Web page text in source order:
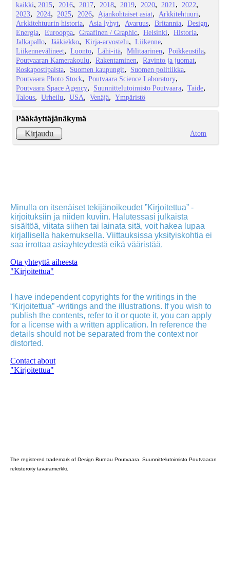
kaikki 2015 2016 2017 2018 2019 2020 2021
2022
2023
2024 2025 2026 Ajankohtaiset asiat
Arkkitehtuuri
Arkkitehtuurin historia
Asia lyhyt Avaruus Britannia
Design
Energia
Eurooppa Graafinen / Graphic Helsinki
Historia
Jalkapallo
Jääkiekko Kirja-arvostelu
Liikenne
Liikennevälineet
Luonto Lähi-itä Militaarinen
Poikkeustila
Poutvaaran Kamerakoulu
Rakentaminen
Ravinto ja juomat
Roskapostipalsta
Suomen kaupungit
Suomen politiikka
Poutvaara Photo Stock
Poutvaara Science Laboratory
Poutvaara Space Agency
Suunnittelutoimisto Poutvaara
Taide
Talous
Urheilu USA Venäjä Ympäristö
Pääkäyttäjänäkymä
Kirjaudu
Atom
Minulla on itsenäiset tekijänoikeudet ”Kirjoitettua” -
kirjoituksiin ja niiden kuviin. Halutessasi julkaista
sisältöä, viitata siihen tai lainata sitä, voit hakea lupaa
kirjallisella hakemuksella. Viittauksissa yksityiskohtia ei
saa irrottaa asiayhteydestä eikä vääristää.
Ota yhteyttä aiheesta
"Kirjoitettua"
I have independent copyrights for the writings in the
“Kirjoitettua” -writings and the illustrations. If you wish to
publish the contents, refer to it or quote it, you can apply
for a license with a written application. In reference the
details should not be separated from the context nor
distorted.
Contact about
"Kirjoitettua"
The registered trademark of Design Bureau Poutvaara. Suunnittelutoimisto Poutvaaran
rekisteröity tavaramerkki.